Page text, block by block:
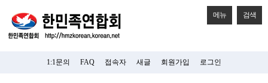
메뉴 검색
1:1문의 FAQ 접속자 새글 회원가입 로그인